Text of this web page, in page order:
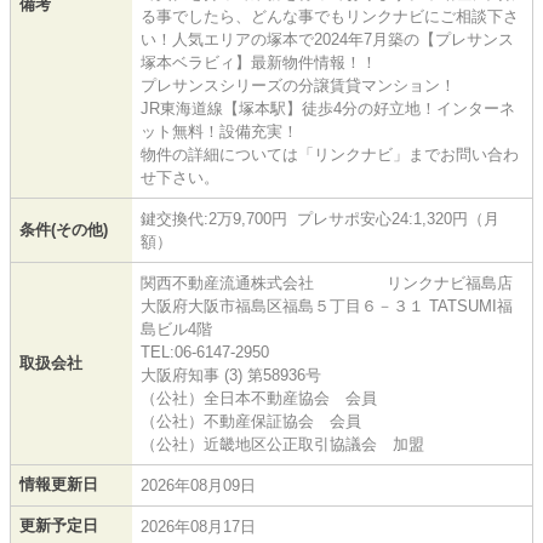
備考
る事でしたら、どんな事でもリンクナビにご相談下さ
い！人気エリアの塚本で2024年7月築の【プレサンス
塚本ベラビィ】最新物件情報！！
プレサンスシリーズの分譲賃貸マンション！
JR東海道線【塚本駅】徒歩4分の好立地！インターネ
ット無料！設備充実！
物件の詳細については「リンクナビ」までお問い合わ
せ下さい。
条件(その他)
鍵交換代:2万9,700円 プレサポ安心24:1,320円（月
額）
取扱会社
関西不動産流通株式会社 リンクナビ福島店
大阪府大阪市福島区福島５丁目６－３１ TATSUMI福
島ビル4階
TEL:06-6147-2950
大阪府知事 (3) 第58936号
（公社）全日本不動産協会 会員
（公社）不動産保証協会 会員
（公社）近畿地区公正取引協議会 加盟
情報更新日 2026年08月09日
更新予定日 2026年08月17日